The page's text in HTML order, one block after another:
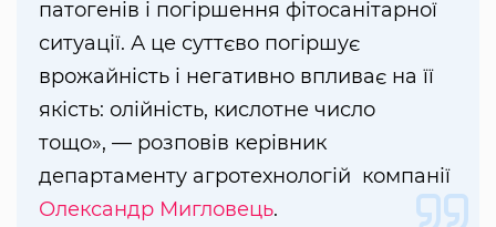
патогенів і погіршення фітосанітарної
ситуації. А це суттєво погіршує
врожайність і негативно впливає на її
якість: олійність, кислотне число
тощо», — розповів керівник
департаменту агротехнологій компанії
Олександр Мигловець.